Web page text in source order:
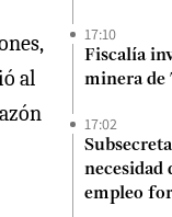
al
17:10
Fiscalía
minera
17:02
necesidad
empleo